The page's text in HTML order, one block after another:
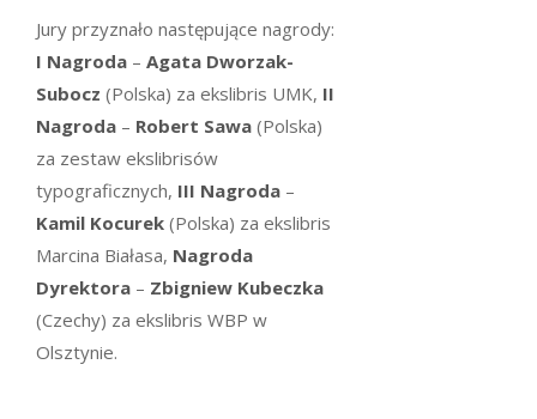
Jury przyznało następujące nagrody:
I Nagroda – Agata Dworzak-
Subocz (Polska) za ekslibris UMK, II
Nagroda – Robert Sawa (Polska)
za zestaw ekslibrisów
typograficznych, III Nagroda –
Kamil Kocurek (Polska) za ekslibris
Marcina Białasa, Nagroda
Dyrektora – Zbigniew Kubeczka
(Czechy) za ekslibris WBP w
Olsztynie.